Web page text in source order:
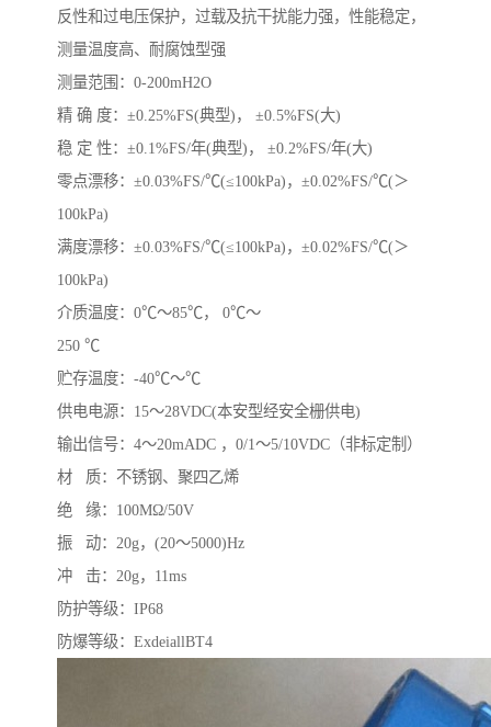
反性和过电压保护，过载及抗干扰能力强，性能稳定，
测量温度高、耐腐蚀型强
测量范围：0-200mH2O
精 确 度：±0.25%FS(典型)， ±0.5%FS(大)
稳 定 性：±0.1%FS/年(典型)， ±0.2%FS/年(大)
零点漂移：±0.03%FS/℃(≤100kPa)，±0.02%FS/℃(＞
100kPa)
满度漂移：±0.03%FS/℃(≤100kPa)，±0.02%FS/℃(＞
100kPa)
介质温度：0℃～85℃， 0℃～
250 ℃
贮存温度：-40℃～℃
供电电源：15～28VDC(本安型经安全栅供电)
输出信号：4～20mADC ，0/1～5/10VDC（非标定制）
材 质：不锈钢、聚四乙烯
绝 缘：100MΩ/50V
振 动：20g，(20～5000)Hz
冲 击：20g，11ms
防护等级：IP68
防爆等级：ExdeiallBT4